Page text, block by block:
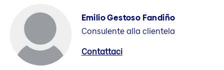
Emilio Gestoso Fandiño
Consulente alla clientela
Contattaci